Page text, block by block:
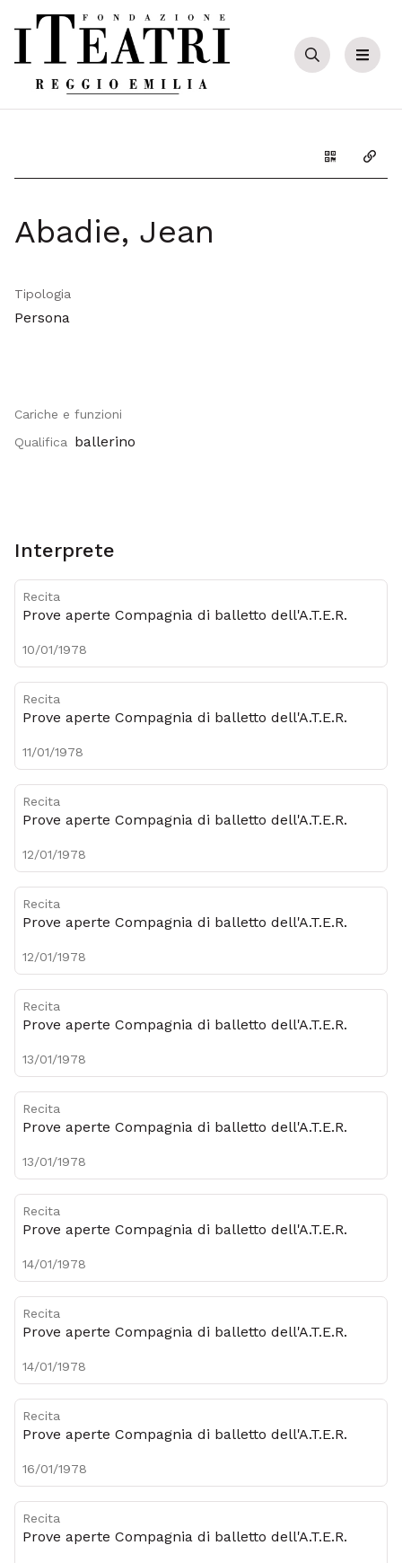
Cerca Menu
Genera il
Abadie, Jean
Tipologia
Persona
Metadati
Cariche e funzioni
Qualifica ballerino
Interprete
Recita
Prove aperte Compagnia di balletto dell'A.T.E.R.
10/01/1978
Recita
Prove aperte Compagnia di balletto dell'A.T.E.R.
11/01/1978
Recita
Prove aperte Compagnia di balletto dell'A.T.E.R.
12/01/1978
Recita
Prove aperte Compagnia di balletto dell'A.T.E.R.
12/01/1978
Recita
Prove aperte Compagnia di balletto dell'A.T.E.R.
13/01/1978
Recita
Prove aperte Compagnia di balletto dell'A.T.E.R.
13/01/1978
Recita
Prove aperte Compagnia di balletto dell'A.T.E.R.
14/01/1978
Recita
Prove aperte Compagnia di balletto dell'A.T.E.R.
14/01/1978
Recita
Prove aperte Compagnia di balletto dell'A.T.E.R.
16/01/1978
Recita
Prove aperte Compagnia di balletto dell'A.T.E.R.